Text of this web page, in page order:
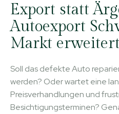
Export statt
Autoexport
Markt erweitert
Soll das defekte Auto
werden? Oder wartet eine
Preisverhandlungen und
Besichtigungsterminen?